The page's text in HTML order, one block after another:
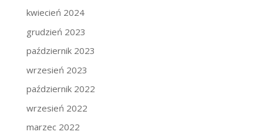
kwiecień 2024
grudzień 2023
październik 2023
wrzesień 2023
październik 2022
wrzesień 2022
marzec 2022